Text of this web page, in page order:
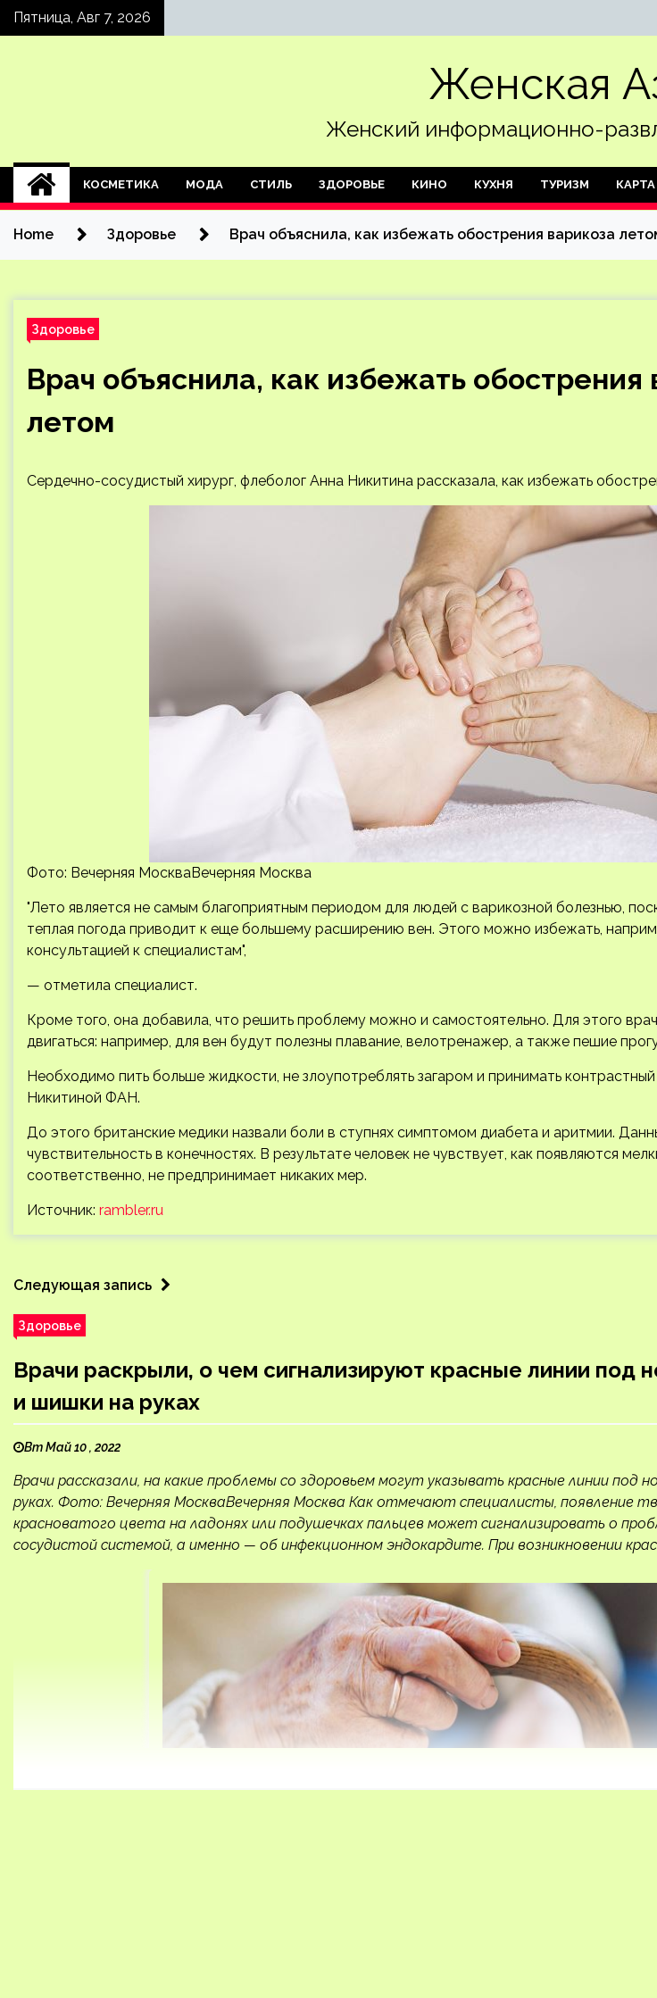
SkipПятница, Авг 7, 2026
Женская
Женский информационно-
КОСМЕТИКА МОДА СТИЛЬ ЗДОРОВЬЕ КИНО КУХНЯ ТУРИЗМ
Home Здоровье Врач объяснила, как избежать обострения варикоза
Здоровье
Врач объяснила, как избежать обострения
летом
Сердечно-сосудистый хирург, флеболог Анна Никитина рассказала, как избежать
Фото: Вечерняя МоскваВечерняя Москва
"Лето является не самым благоприятным периодом для людей с варикозной болезнью,
теплая погода приводит к еще большему расширению вен. Этого можно избежать,
консультацией к специалистам",
— отметила специалист.
Кроме того, она добавила, что решить проблему можно и самостоятельно. Для этого
двигаться: например, для вен будут полезны плавание, велотренажер, а также пешие
Необходимо пить больше жидкости, не злоупотреблять загаром и принимать
Никитиной ФАН.
До этого британские медики назвали боли в ступнях симптомом диабета и аритмии.
чувствительность в конечностях. В результате человек не чувствует, как появляются
соответственно, не предпринимает никаких мер.
Источник: rambler.ru
Следующая запись
Здоровье
Врачи раскрыли, о чем сигнализируют красные линии под
и шишки на руках
Вт Май 10 , 2022
Врачи рассказали, на какие проблемы со здоровьем могут указывать красные линии под
руках. Фото: Вечерняя МоскваВечерняя Москва Как отмечают специалисты, появление
красноватого цвета на ладонях или подушечках пальцев может сигнализировать о
сосудистой системой, а именно — об инфекционном эндокардите. При возникновении